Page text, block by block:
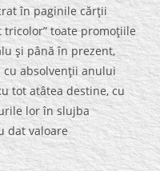
în paginile cărţii
toate promoţiile
şi până în prezent,
absolvenţii anului
tot atâtea destine, cu
lor în slujba
dat valoare